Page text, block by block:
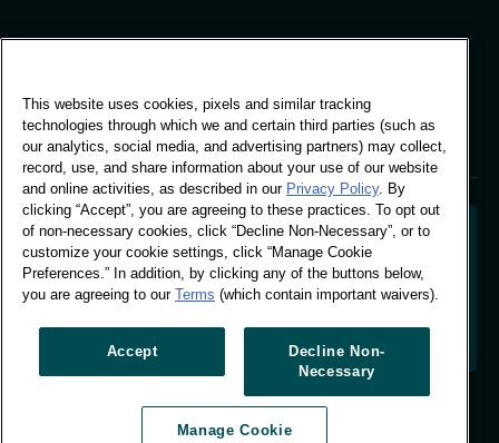
Stamford St, Londra
Londra SE1 9LQ
T +44 (0)207 076 9000
Decodificare il comportamento degli acquirenti per
dare forma al futuro del vostro marchio. Trasformare
promuovere una crescita basata sui dati.
Gestione delle preferenze sui cookie
© Worldpanel 2026
This website uses cookies, pixels and similar tracking
technologies through which we and certain third parties (such as
our analytics, social media, and advertising partners) may collect,
record, use, and share information about your use of our website
and online activities, as described in our Privacy Policy. By
clicking “Accept”, you are agreeing to these practices. To opt out
of non-necessary cookies, click “Decline Non-Necessary”, or to
customize your cookie settings, click “Manage Cookie
Preferences.” In addition, by clicking any of the buttons below,
you are agreeing to our Terms (which contain important waivers).
Accept
Decline Non-
Necessary
Manage Cookie